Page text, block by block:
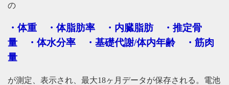
の
・体重 ・体脂肪率 ・内臓脂肪 ・推定骨
量 ・体水分率 ・基礎代謝/体内年齢 ・筋肉
量
が測定、表示され、最大18ヶ月データが保存される。電池